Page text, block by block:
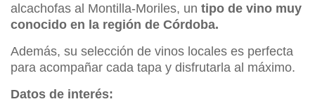
alcachofas al Montilla-Moriles, un tipo de vino muy
conocido en la región de Córdoba.
Además, su selección de vinos locales es perfecta
para acompañar cada tapa y disfrutarla al máximo.
Datos de interés: